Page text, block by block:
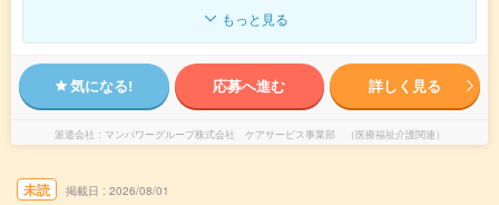
もっと見る
気になる! 応募へ進む 詳しく見る
派遣会社 マンパワーグループ株式会社 ケアサービス事業部 （医療福祉介護関連）
未読 掲載日 2026/08/01